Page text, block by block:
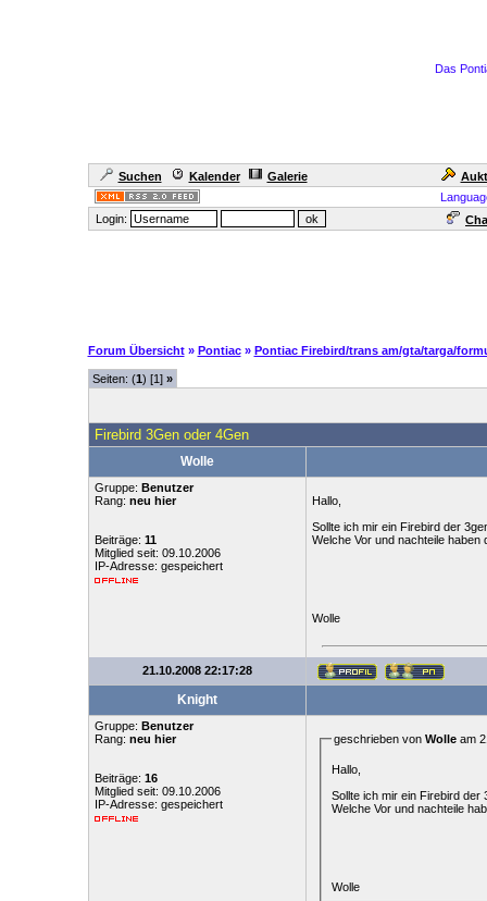
Das
Suchen Kalender Galerie
Login:
Forum Übersicht » Pontiac » Pontiac Firebird/trans am/gta/targa/
Seiten: (1) [1] »
Firebird 3Gen oder 4Gen
Wolle
Gruppe: Benutzer
Rang: neu hier
Beiträge: 11
Mitglied seit: 09.10.2006
IP-Adresse: gespeichert
Hallo,
Sollte ich mir ein Firebird der
Welche Vor und nachteile haben
Wolle
21.10.2008 22:17:28
Knight
Gruppe: Benutzer
Rang: neu hier
Beiträge: 16
Mitglied seit: 09.10.2006
IP-Adresse: gespeichert
geschrieben von Wolleam
Hallo,
Sollte ich mir ein Firebird der
Welche Vor und nachteile
Wolle